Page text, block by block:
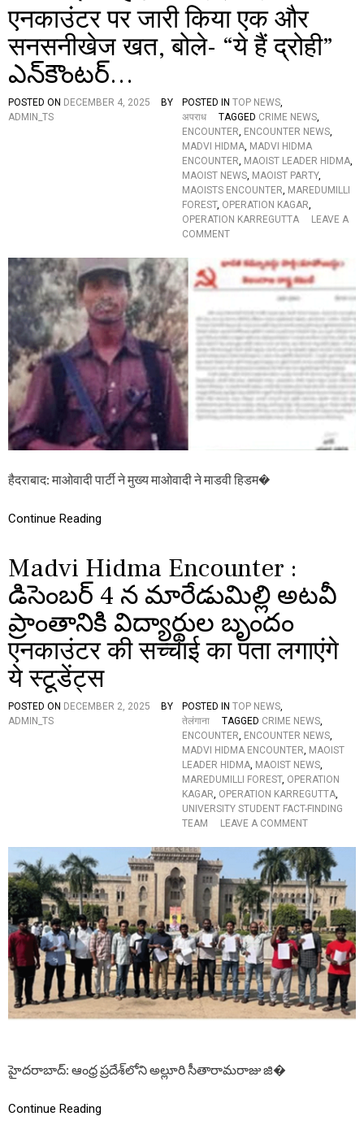
ఏ
లో
కో
మా
యి
స్టు
హి
డ్మా
…
एनकाउंटर पर जारी किया एक और
सनसनीखेज खत, बोले- “ये हैं द्रोही”
ఎన్‌కౌంటర్‌…
POSTED ON DECEMBER 4, 2025
BY
ADMIN_TS
POSTED IN TOP NEWS
अपराध
TAGGED CRIME NEWS
ENCOUNTER ENCOUNTER NEWS
MADVI HIDMA MADVI HIDMA
ENCOUNTER MAOIST LEADER HIDMA
MAOIST NEWS MAOIST PARTY,
MAOISTS ENCOUNTER MAREDUMILLI
FOREST, OPERATION KAGAR
OPERATION KARREGUTTA
LEAVE A
COMMENTO
मा
वा
ने
हि
ड
मा
औ
र
शं
क
का
जा
री
कि
ए
क
औ
न
स
नी
खे
ज
ख
त
,
बो
-
ये
हैं
द्रो
ही
”
ఎ
న్‌
కౌం
ట
…
हैदराबाद: माओवादी पार्टी ने मुख्य माओवादी ने माडवी हिडम�
Continue Reading
Madvi Hidma Encounter :
డిసెంబర్‌ 4 న మారేడుమిల్లి అటవీ
ప్రాంతానికి విద్యార్థుల బృందం
एनकाउंटर की सच्चाई का पता लगाएंगे
ये स्टूडेंट्स
POSTED ON DECEMBER 2, 2025
BY
ADMIN_TS
POSTED IN TOP NEWS,
तेलंगाना
TAGGED CRIME NEWS,
ENCOUNTER, ENCOUNTER NEWS,
MADVI HIDMA ENCOUNTER, MAOIST
LEADER HIDMA, MAOIST NEWS,
MAREDUMILLI FOREST, OPERATION
KAGAR, OPERATION KARREGUTTA,
UNIVERSITY STUDENT FACT-FINDING
TEAM
LEAVE A COMMENTO
M
A
D
V
I
H
I
D
M
A
E
N
హైదరాబాద్‌: ఆంధ్ర ప్రదేశ్‌లోని అల్లూరి సీతారామరాజు జి�
Continue Reading